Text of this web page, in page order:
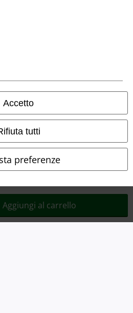
Accetto
tutti
preferenze
Aggiungi al carrello
dell’ambiente